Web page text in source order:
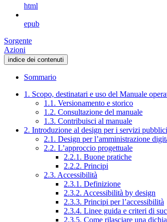
html
epub
Sorgente
Azioni
indice dei contenuti
Sommario
1. Scopo, destinatari e uso del Manuale
1.1. Versionamento e storico
1.2. Consultazione del manuale
1.3. Contribuisci al manuale
2. Introduzione al design per i servizi
2.1. Design per l’amministrazione
2.2. L’approccio progettuale
2.2.1. Buone pratiche
2.2.2. Principi
2.3. Accessibilità
2.3.1. Definizione
2.3.2. Accessibilità by design
2.3.3. Principi per l’accessibilità
2.3.4. Linee guida e criteri di
2.3.5. Come rilasciare una